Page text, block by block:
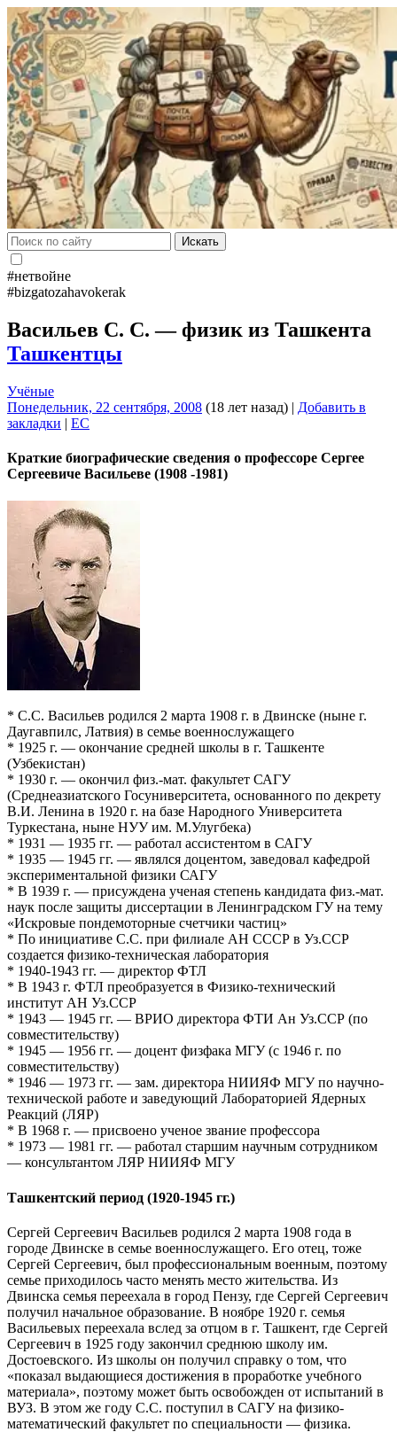
Искать
#нетвойне
#bizgatozahavokerak
Васильев С. С. — физик из Ташкента
Ташкентцы
Учёные
Понедельник, 22 сентября, 2008 (18 лет назад) | Добавить в
закладки | EC
Краткие биографические сведения о профессоре Сергее
Сергеевиче Васильеве (1908 -1981)
* С.С. Васильев родился 2 марта 1908 г. в Двинске (ныне г.
Даугавпилс, Латвия) в семье военнослужащего
* 1925 г. — окончание средней школы в г. Ташкенте
(Узбекистан)
* 1930 г. — окончил физ.-мат. факультет САГУ
(Среднеазиатского Госуниверситета, основанного по декрету
В.И. Ленина в 1920 г. на базе Народного Университета
Туркестана, ныне НУУ им. М.Улугбека)
* 1931 — 1935 гг. — работал ассистентом в САГУ
* 1935 — 1945 гг. — являлся доцентом, заведовал кафедрой
экспериментальной физики САГУ
* В 1939 г. — присуждена ученая степень кандидата физ.-мат.
наук после защиты диссертации в Ленинградском ГУ на тему
«Искровые пондемоторные счетчики частиц»
* По инициативе С.С. при филиале АН СССР в Уз.ССР
создается физико-техническая лаборатория
* 1940-1943 гг. — директор ФТЛ
* В 1943 г. ФТЛ преобразуется в Физико-технический
институт АН Уз.ССР
* 1943 — 1945 гг. — ВРИО директора ФТИ Ан Уз.ССР (по
совместительству)
* 1945 — 1956 гг. — доцент физфака МГУ (с 1946 г. по
совместительству)
* 1946 — 1973 гг. — зам. директора НИИЯФ МГУ по научно-
технической работе и заведующий Лабораторией Ядерных
Реакций (ЛЯР)
* В 1968 г. — присвоено ученое звание профессора
* 1973 — 1981 гг. — работал старшим научным сотрудником
— консультантом ЛЯР НИИЯФ МГУ
Ташкентский период (1920-1945 гг.)
Сергей Сергеевич Васильев родился 2 марта 1908 года в
городе Двинске в семье военнослужащего. Его отец, тоже
Сергей Сергеевич, был профессиональным военным, поэтому
семье приходилось часто менять место жительства. Из
Двинска семья переехала в город Пензу, где Сергей Сергеевич
получил начальное образование. В ноябре 1920 г. семья
Васильевых переехала вслед за отцом в г. Ташкент, где Сергей
Сергеевич в 1925 году закончил среднюю школу им.
Достоевского. Из школы он получил справку о том, что
«показал выдающиеся достижения в проработке учебного
материала», поэтому может быть освобожден от испытаний в
ВУЗ. В этом же году С.С. поступил в САГУ на физико-
математический факультет по специальности — физика.